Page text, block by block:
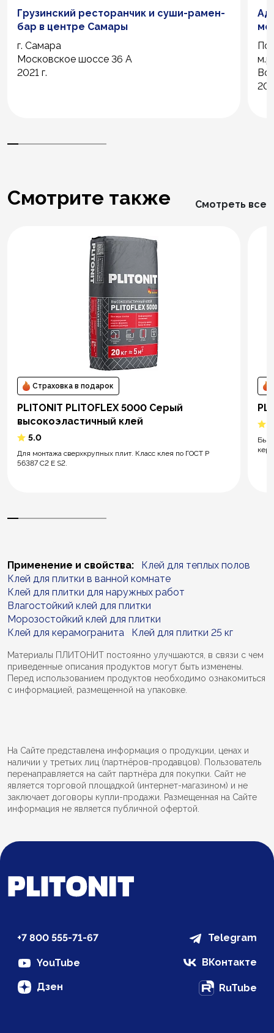
Грузинский ресторанчик и суши-рамен-
бар в центре Самары
г. Самара
Московское шоссе 36 А
2021 г.
Смотрите также Смотреть все
Страховка в подарок
PLITONIT PLITOFLEX 5000 Серый
высокоэластичный клей
5.0
Для монтажа сверхкрупных плит. Класс клея по ГОСТ Р
56387 C2 E S2.
Применение и свойства:
Клей для теплых полов
Клей для плитки в ванной комнате
Клей для плитки для наружных работ
Влагостойкий клей для плитки
Морозостойкий клей для плитки
Клей для керамогранита
Клей для плитки 25 кг
Материалы ПЛИТОНИТ постоянно улучшаются, в связи с чем
приведенные описания продуктов могут быть изменены.
Перед использованием продуктов необходимо ознакомиться
с информацией, размещенной на упаковке.
На Сайте представлена информация о продукции, ценах и
наличии у третьих лиц (партнёров-продавцов). Пользователь
перенаправляется на сайт партнёра для покупки. Сайт не
является торговой площадкой (интернет-магазином) и не
заключает договоры купли-продажи. Размещенная на Сайте
информация не является публичной офертой.
+7 800 555-71-67 Telegram
YouTube ВКонтакте
Дзен RuTube